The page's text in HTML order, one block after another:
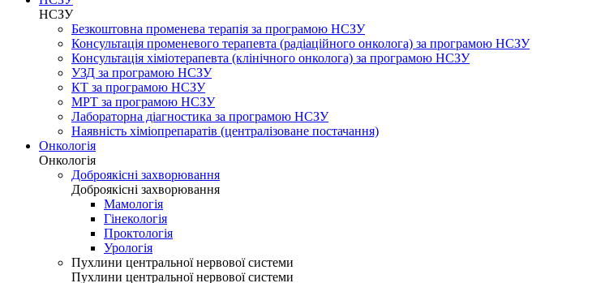
НСЗУ
Безкоштовна променева терапія за програмою НСЗУ
Консультація променевого терапевта (радіаційного онколога) за програмою НСЗУ
Консультація хіміотерапевта (клінічного онколога) за програмою НСЗУ
УЗД за програмою НСЗУ
КТ за програмою НСЗУ
МРТ за програмою НСЗУ
Лабораторна діагностика за програмою НСЗУ
Наявність хіміопрепаратів (централізоване постачання)
Онкологія
Онкологія
Доброякісні захворювання
Доброякісні захворювання
Мамологія
Гінекологія
Проктологія
Урологія
Пухлини центральної нервової системи
Пухлини центральної нервової системи